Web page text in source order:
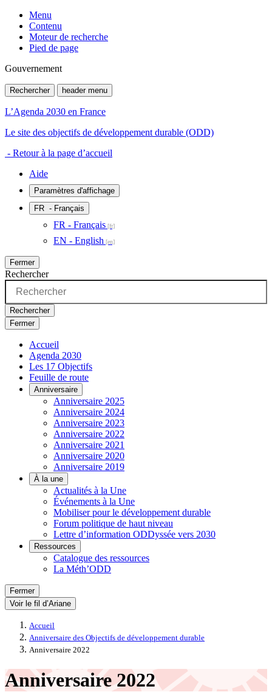
Menu
Contenu
Moteur de recherche
Pied de page
Gouvernement
Rechercher header menu
L’Agenda 2030 en France
Le site des objectifs de développement durable (ODD)
- Retour à la page d’accueil
Aide
Paramètres d'affichage
FR - Français
FR - Français
EN - English
Fermer
Rechercher
Rechercher
Fermer
Accueil
Agenda 2030
Les 17 Objectifs
Feuille de route
Anniversaire
Anniversaire 2025
Anniversaire 2024
Anniversaire 2023
Anniversaire 2022
Anniversaire 2021
Anniversaire 2020
Anniversaire 2019
À la une
Actualités à la Une
Événements à la Une
Mobiliser pour le développement durable
Forum politique de haut niveau
Lettre d’information ODDyssée vers 2030
Ressources
Catalogue des ressources
La Méth’ODD
Fermer
Voir le fil d’Ariane
Accueil
Anniversaire des Objectifs de développement durable
Anniversaire 2022
Anniversaire 2022